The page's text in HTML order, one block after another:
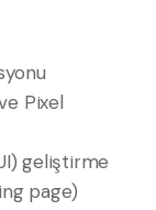
Pixel
geliştirme
page)